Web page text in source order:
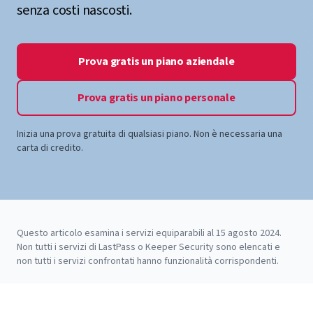
senza costi nascosti.
Prova gratis un piano aziendale
Prova gratis un piano personale
Inizia una prova gratuita di qualsiasi piano. Non è necessaria una
carta di credito.
Questo articolo esamina i servizi equiparabili al 15 agosto 2024.
Non tutti i servizi di LastPass o Keeper Security sono elencati e
non tutti i servizi confrontati hanno funzionalità corrispondenti.